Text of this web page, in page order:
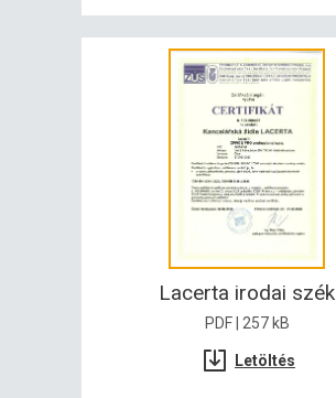
Lacerta irodai szék
PDF | 257 kB
Letöltés